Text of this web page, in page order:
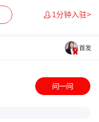
1分钟入驻>
首发